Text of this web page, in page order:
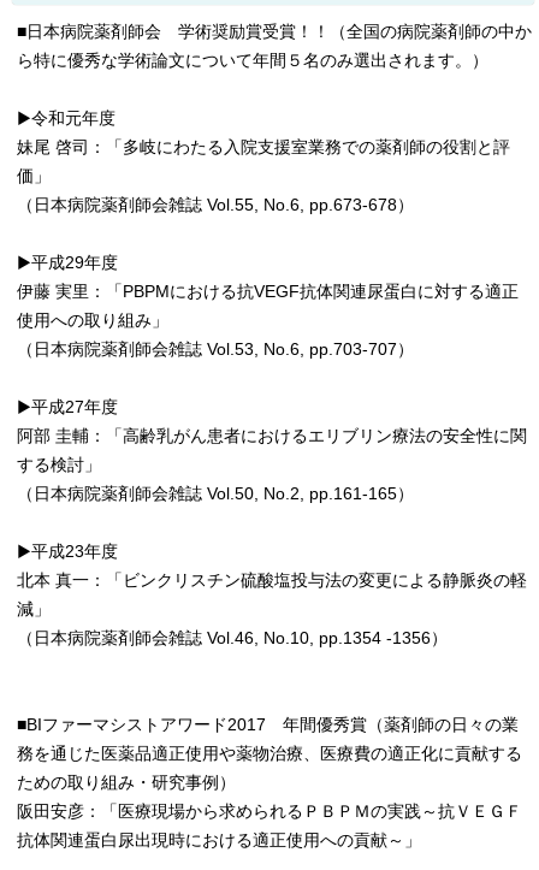
■日本病院薬剤師会 学術奨励賞受賞！！（全国の病院薬剤師の中か
ら特に優秀な学術論文について年間５名のみ選出されます。）
▶令和元年度
妹尾 啓司：「多岐にわたる入院支援室業務での薬剤師の役割と評
価」
（日本病院薬剤師会雑誌 Vol.55, No.6, pp.673-678）
▶平成29年度
伊藤 実里：「PBPMにおける抗VEGF抗体関連尿蛋白に対する適正
使用への取り組み」
（日本病院薬剤師会雑誌 Vol.53, No.6, pp.703-707）
▶平成27年度
阿部 圭輔：「高齢乳がん患者におけるエリブリン療法の安全性に関
する検討」
（日本病院薬剤師会雑誌 Vol.50, No.2, pp.161-165）
▶平成23年度
北本 真一：「ビンクリスチン硫酸塩投与法の変更による静脈炎の軽
減」
（日本病院薬剤師会雑誌 Vol.46, No.10, pp.1354 -1356）
■BIファーマシストアワード2017 年間優秀賞（薬剤師の日々の業
務を通じた医薬品適正使用や薬物治療、医療費の適正化に貢献する
ための取り組み・研究事例）
阪田安彦：「医療現場から求められるＰＢＰＭの実践～抗ＶＥＧＦ
抗体関連蛋白尿出現時における適正使用への貢献～」